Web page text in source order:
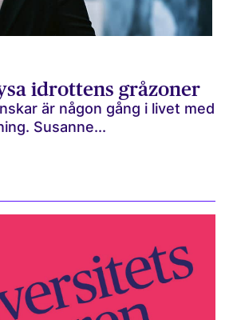
idrottens gråzoner
är någon gång i livet med
Susanne...